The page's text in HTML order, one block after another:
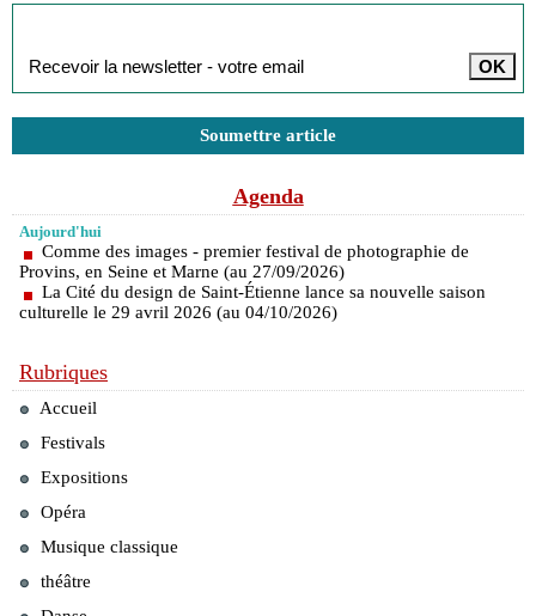
Soumettre article
Agenda
Aujourd'hui
Comme des images - premier festival de photographie de
Provins, en Seine et Marne (au 27/09/2026)
La Cité du design de Saint-Étienne lance sa nouvelle saison
culturelle le 29 avril 2026 (au 04/10/2026)
Rubriques
Accueil
Festivals
Expositions
Opéra
Musique classique
théâtre